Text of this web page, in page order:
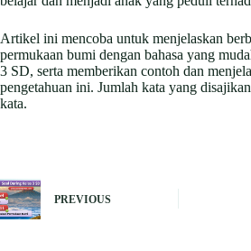
Artikel ini mencoba untuk menjelaskan
permukaan bumi dengan bahasa yang
3 SD, serta memberikan contoh dan
pengetahuan ini. Jumlah kata yang
kata.
PREVIOUS